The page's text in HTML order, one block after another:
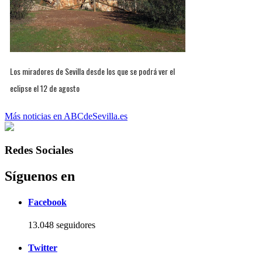
Los miradores de Sevilla desde los que se podrá ver el
eclipse el 12 de agosto
Más noticias en ABCdeSevilla.es
Redes Sociales
Síguenos en
Facebook
13.048 seguidores
Twitter